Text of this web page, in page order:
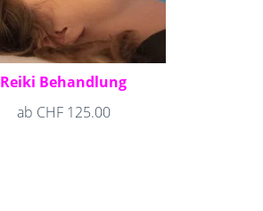
Reiki Behandlung
ab CHF125.00